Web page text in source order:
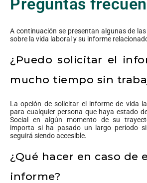
Preguntas
A continuación se presentan algunas de
sobre la vida laboral y su informe
¿Puedo solicitar el
mucho tiempo sin
La opción de solicitar el informe de vida
para cualquier persona que haya estado
Social en algún momento de su
importa si ha pasado un largo período
seguirá siendo accesible.
¿Qué hacer en caso de
informe?